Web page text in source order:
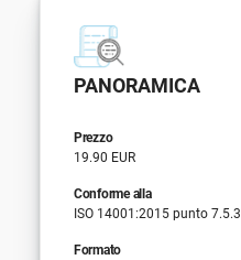
PANORAMICA
Prezzo
19.90 EUR
Conforme alla
ISO 14001:2015 punto 7.5.3
Formato